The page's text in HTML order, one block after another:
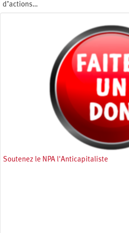
d’actions…
Soutenez le NPA l'Anticapitaliste